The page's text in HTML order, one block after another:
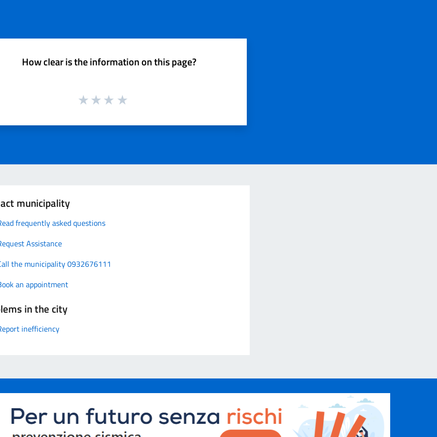
How clear is the information on this page?
municipality
frequently asked questions
Assistance
the municipality 0932676111
an appointment
in the city
inefficiency